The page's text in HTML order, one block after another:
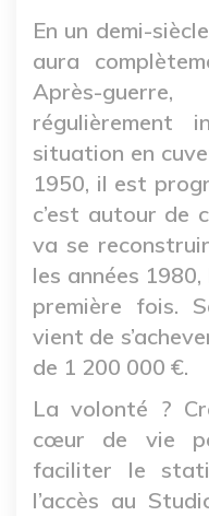
En un demi-
aura
Après-
situation en
1950, il est
c’est autour de
va se
les années
première fois.
vient de
de 1 200 000 €.
La volonté ?
cœur de vie
faciliter le
l’accès au